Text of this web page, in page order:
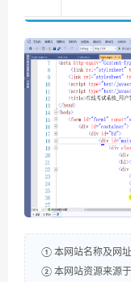
① 本网站名称及网址
② 本网站资源来源